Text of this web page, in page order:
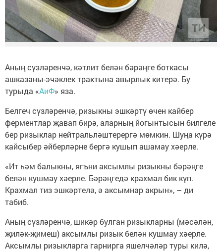
Аның сүзләренчә, кәтлит белән бәрәңге боткасы
ашказаны-эчәклек трактына авырлык китерә. Бу
турыда «АиФ» яза.
Белгеч сүзләренчә, ризыкны эшкәртү өчен кайбер
ферментлар җавап бирә, аларның йогынтысын билгеле
бер ризыклар нейтральләштерергә мөмкин. Шуңа күрә
кайсыбер әйберләрне бергә кушып ашамау хәерле.
«Ит һәм балыкны, ягъни аксымлы ризыкны бәрәңге
белән кушмау хәерле. Бәрәңгедә крахмал бик күп.
Крахмал тиз эшкәртелә, ә аксымнар акрын», – ди
табиб.
Аның сүзләренчә, шикәр булган ризыкларны (мәсәлән,
җиләк-җимеш) аксымлы ризык белән кушмау хәерле.
Аксымлы ризыкларга гарнирга яшелчәләр туры килә,